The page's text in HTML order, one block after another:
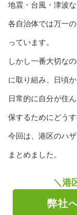
地震・台風・津波
各自治体では万一
っています。
しかし一番大切な
に取り組み、日頃
日常的に自分が住
保するためにどう
今回は、港区のハ
まとめました。
＼港
弊社